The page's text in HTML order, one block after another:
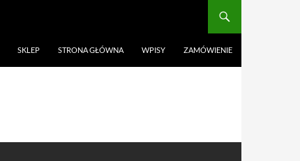
SKLEP STRONA GŁÓWNA WPISY ZAMÓWIENIE